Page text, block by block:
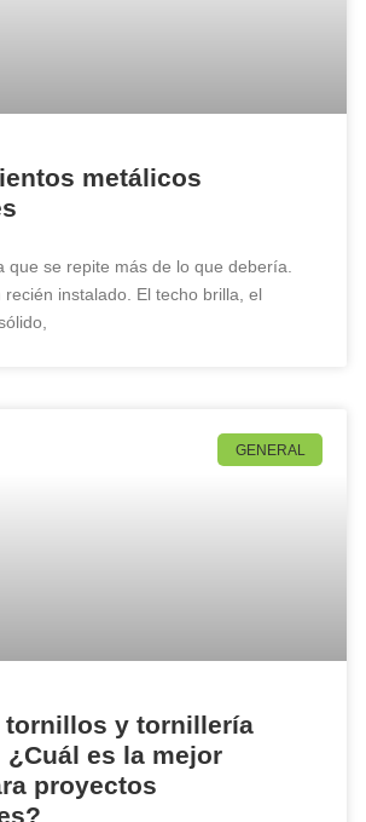
metálicos
que se repite más de lo que debería.
recién instalado. El techo brilla, el
GENERAL
tornillos y tornillería
¿Cuál es la mejor
proyectos